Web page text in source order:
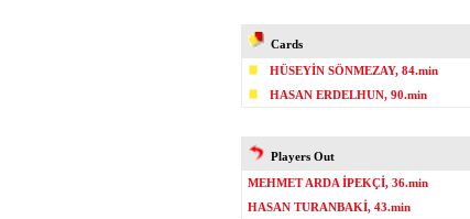
Cards
HÜSEYİN SÖNMEZAY, 84.min
HASAN ERDELHUN, 90.min
Players Out
MEHMET ARDA İPEKÇİ, 36.min
HASAN TURANBAKİ, 43.min